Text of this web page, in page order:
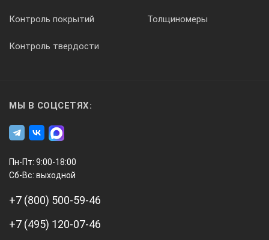
Контроль покрытий Толщиномеры
Контроль твердости
МЫ В СОЦСЕТЯХ:
Пн-Пт: 9:00-18:00
Сб-Вс: выходной
+7 (800) 500-59-46
+7 (495) 120-07-46